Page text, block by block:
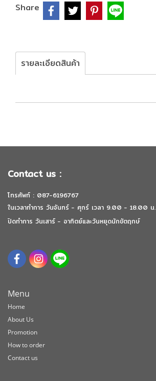
Share
รายละเอียดสินค้า
Contact us :
โทรศัพท์ : 087-6196767
ในเวลาทำการ วันจันทร์ - ศุกร์ เวลา 9.00 - 18.00 น.
ปิดทำการ วันเสาร์ - อาทิตย์และวันหยุดนักขัตฤกษ์
Menu
Home
About Us
Promotion
How to order
Contact us